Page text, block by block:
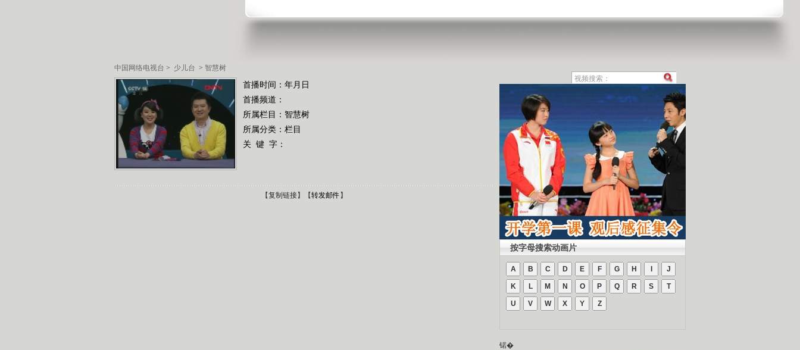
中国网络电视台 > 少儿台 > 智慧树
首播时间：年月日
首播频道：
所属栏目： 智慧树
所属分类：栏目
关 键 字：
【复制链接】【转发邮件 】
按字母搜索动画片
A B C D E F G H J
K L M N O P Q R S T
U V W X Y Z
锘�